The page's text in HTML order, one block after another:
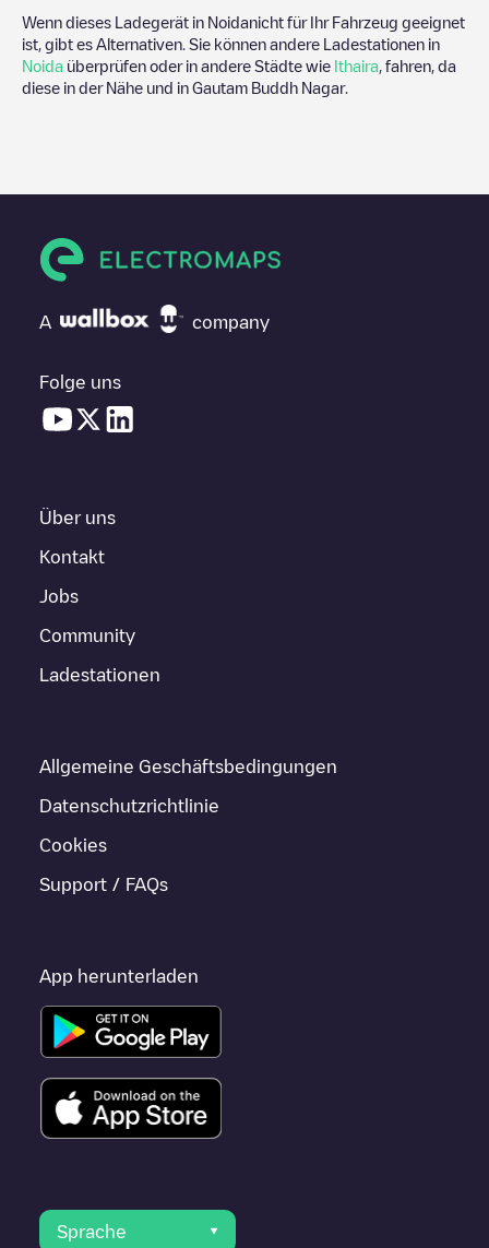
Wenn dieses Ladegerät in Noidanicht für Ihr Fahrzeug geeignet
ist, gibt es Alternativen. Sie können andere Ladestationen in
Noida überprüfen oder in andere Städte wie Ithaira , fahren, da
diese in der Nähe und in Gautam Buddh Nagar.
A company
Folge uns
Über uns
Kontakt
Jobs
Community
Ladestationen
Allgemeine Geschäftsbedingungen
Datenschutzrichtlinie
Cookies
Support / FAQs
App herunterladen
Sprache